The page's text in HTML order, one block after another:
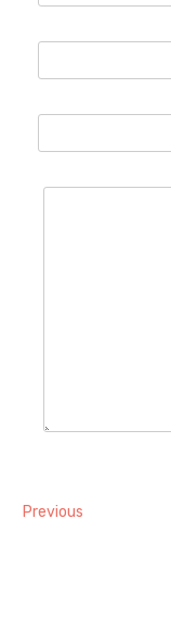
Previous